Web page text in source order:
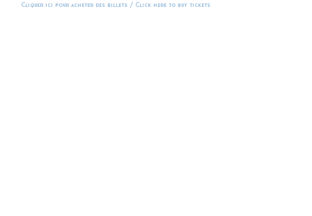
Cliquer ici pour acheter des billets / Click here to buy tickets